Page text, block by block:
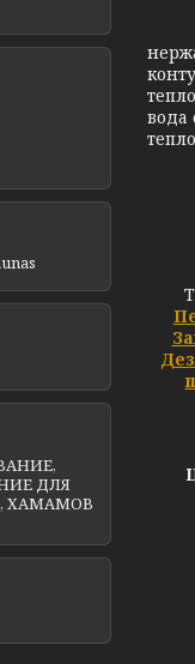
вода
ДЛЯ
ХАМАМОВ